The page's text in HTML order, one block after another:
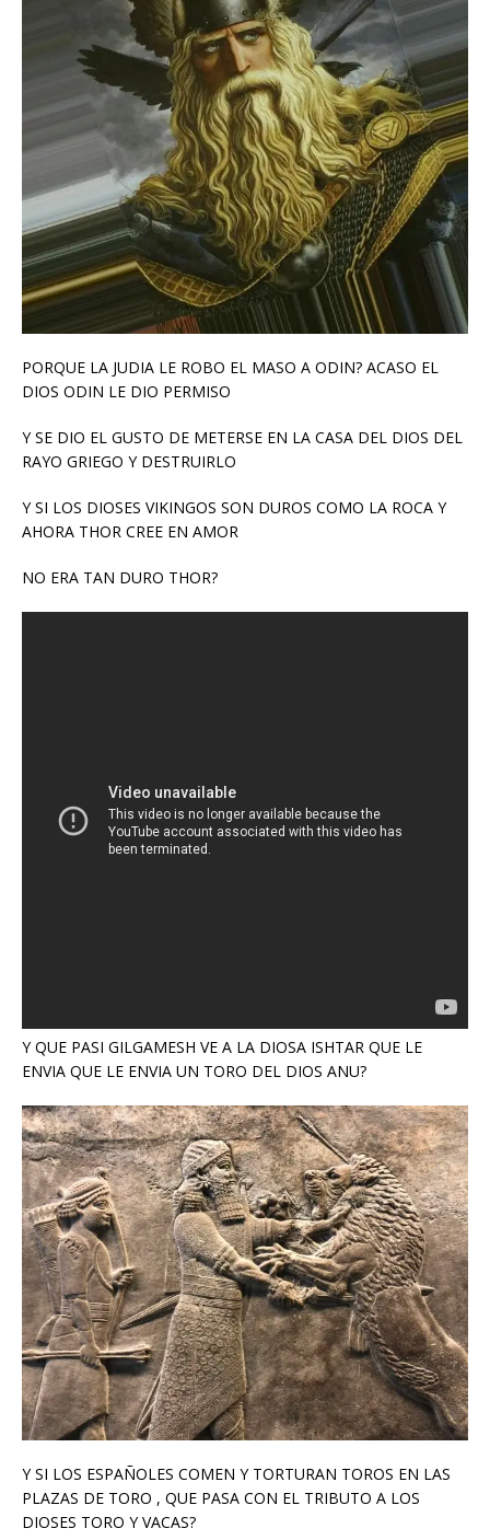
PORQUE LA JUDIA LE ROBO EL MASO A ODIN? ACASO EL
DIOS ODIN LE DIO PERMISO
Y SE DIO EL GUSTO DE METERSE EN LA CASA DEL DIOS DEL
RAYO GRIEGO Y DESTRUIRLO
Y SI LOS DIOSES VIKINGOS SON DUROS COMO LA ROCA Y
AHORA THOR CREE EN AMOR
NO ERA TAN DURO THOR?
Y QUE PASI GILGAMESH VE A LA DIOSA ISHTAR QUE LE
ENVIA QUE LE ENVIA UN TORO DEL DIOS ANU?
Y SI LOS ESPAÑOLES COMEN Y TORTURAN TOROS EN LAS
PLAZAS DE TORO , QUE PASA CON EL TRIBUTO A LOS
DIOSES TORO Y VACAS?